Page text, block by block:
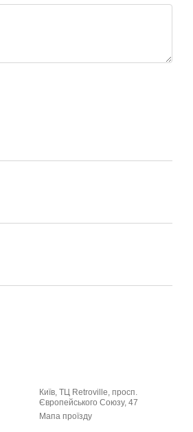
Київ, ТЦ Retroville, просп.
Європейського Союзу, 47
Мапа проїзду